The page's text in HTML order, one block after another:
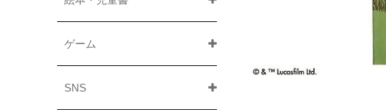
ゲーム
SNS